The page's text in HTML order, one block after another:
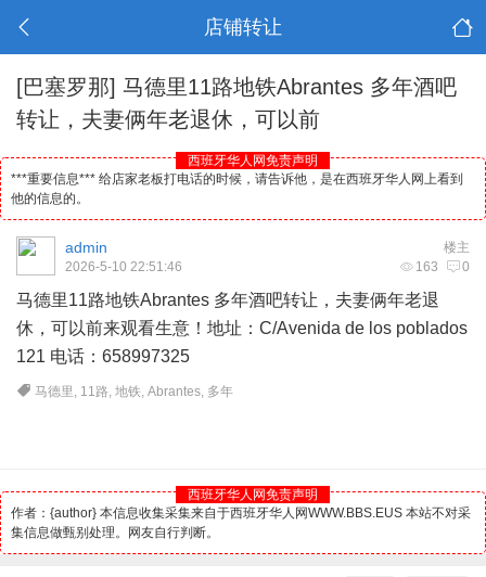
店铺转让
[巴塞罗那] 马德里11路地铁Abrantes 多年酒吧
转让，夫妻俩年老退休，可以前
西班牙华人网免责声明
***重要信息*** 给店家老板打电话的时候，请告诉他，是在西班牙华人网上看到
他的信息的。
楼主
admin
163 0
2026-5-10 22:51:46
马德里11路地铁Abrantes 多年酒吧转让，夫妻俩年老退
休，可以前来观看生意！地址：C/Avenida de los poblados
121 电话：658997325
马德里 , 11路,地铁,Abrantes, 多年
西班牙华人网免责声明
作者：{author} 本信息收集采集来自于西班牙华人网WWW.BBS.EUS 本站不对采
集信息做甄别处理。网友自行判断。